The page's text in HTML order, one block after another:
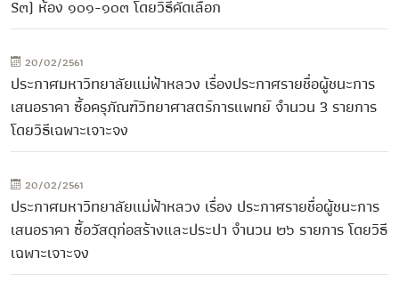
S๓) ห้อง ๑๐๑-๑๐๓ โดยวิธีคัดเลือก
20/02/2561
ประกาศมหาวิทยาลัยแม่ฟ้าหลวง เรื่องประกาศรายชื่อผู้ชนะการ
เสนอราคา ซื้อครุภัณฑ์วิทยาศาสตร์การแพทย์ จำนวน 3 รายการ
โดยวิธีเฉพาะเจาะจง
20/02/2561
ประกาศมหาวิทยาลัยแม่ฟ้าหลวง เรื่อง ประกาศรายชื่อผู้ชนะการ
เสนอราคา ซื้อวัสดุก่อสร้างและประปา จำนวน ๒๖ รายการ โดยวิธี
เฉพาะเจาะจง